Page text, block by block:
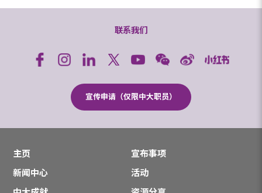
联系我们
宣传申请（仅限中大职员）
主页
宣布事项
新闻中心
活动